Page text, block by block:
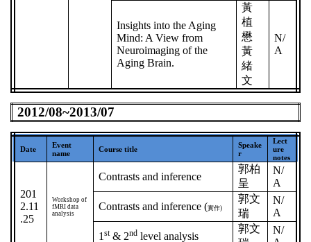
Insights into the Aging
Mind: A View from
Neuroimaging of the
Aging Brain.
黃
植
懋
黃
緒
文
N/
A
2012/08~2013/07
Date
Event
name
Course title
Speake
r
Lect
ure
notes
201
2.11
.25
Workshop of
fMRI data
analysis
Contrasts and inference
郭柏
呈
N/
A
Contrasts and inference (實作)
郭文
瑞
N/
A
1st& 2nd level analysis
郭文
N/